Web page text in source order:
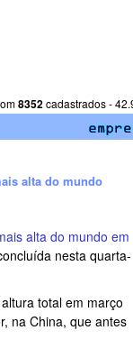
8352cadastrados -
alta do mundo
alta do mundo em
nesta quarta-
total em março
na China, que antes